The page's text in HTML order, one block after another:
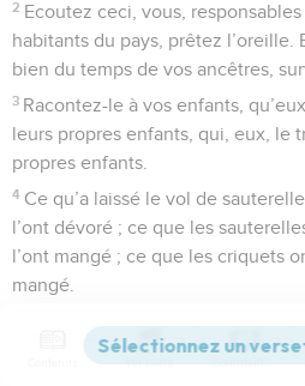
2 Ecoutez ceci, vous,
habitants du pays, prêtez l’oreille.
bien du temps de vos ancêtres,
3 Racontez-le à vos enfants,
leurs propres enfants, qui, eux, le
propres enfants.
4 Ce qu’a laissé le vol de
l’ont dévoré ; ce que les
l’ont mangé ; ce que les criquets
mangé.
de vin, oui, car le vin nouveau est
Versions Commentaires